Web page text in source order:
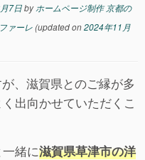
7日byホームページ制作 京都の
ァーレ(updated on2024年11月
、滋賀県とのご縁が多
出向かせていただくこ
緒に滋賀県草津市の洋